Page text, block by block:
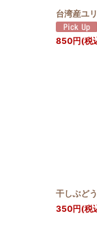
台湾産ユ
850円(税
干しぶどう
350円(税